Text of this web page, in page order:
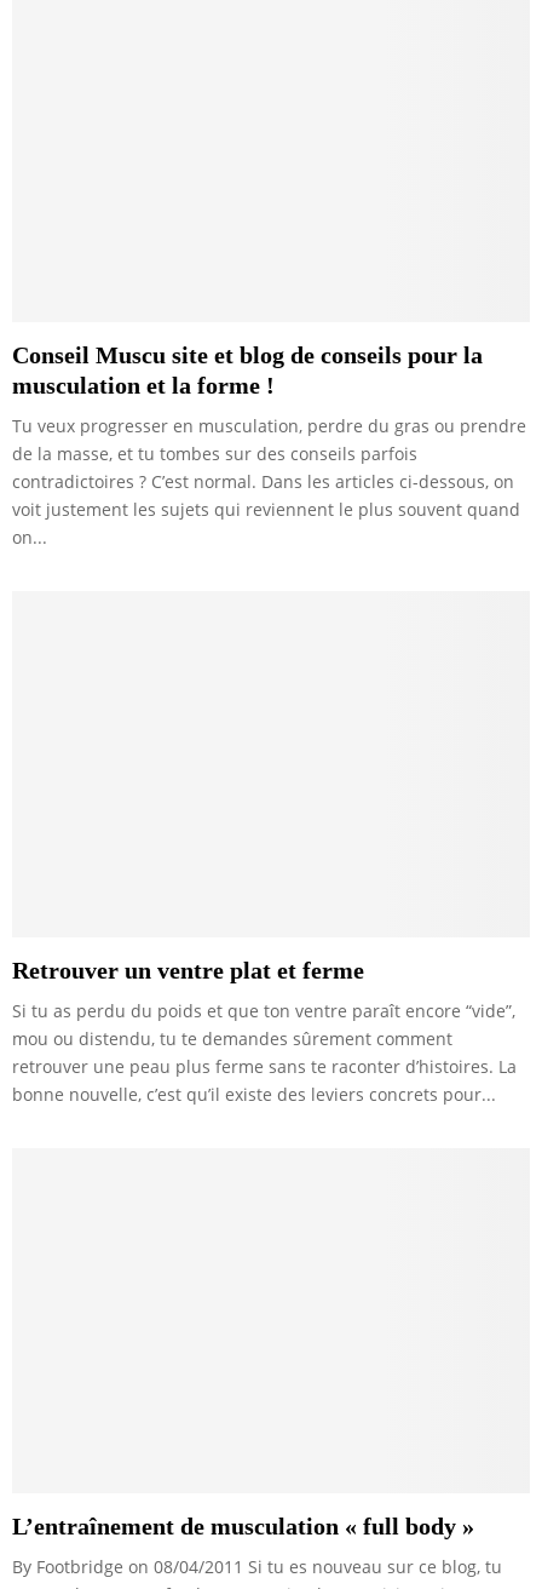
Conseil Muscu site et blog de conseils pour la
musculation et la forme !
Tu veux progresser en musculation, perdre du gras ou prendre
de la masse, et tu tombes sur des conseils parfois
contradictoires ? C’est normal. Dans les articles ci-dessous, on
voit justement les sujets qui reviennent le plus souvent quand
on...
Retrouver un ventre plat et ferme
Si tu as perdu du poids et que ton ventre paraît encore “vide”,
mou ou distendu, tu te demandes sûrement comment
retrouver une peau plus ferme sans te raconter d’histoires. La
bonne nouvelle, c’est qu’il existe des leviers concrets pour...
L’entraînement de musculation « full body »
By Footbridge on 08/04/2011 Si tu es nouveau sur ce blog, tu